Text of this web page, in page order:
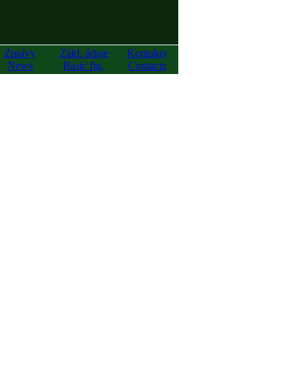
Zprávy
News
Zákl. údaje
Basic fig.
Kontakty
Contacts